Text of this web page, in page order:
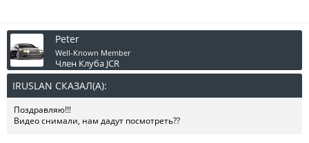
Peter
Well-Known Member
Член Клуба JCR
IRUSLAN СКАЗАЛ(А):
Поздравляю!!!
Видео снимали, нам дадут посмотреть??